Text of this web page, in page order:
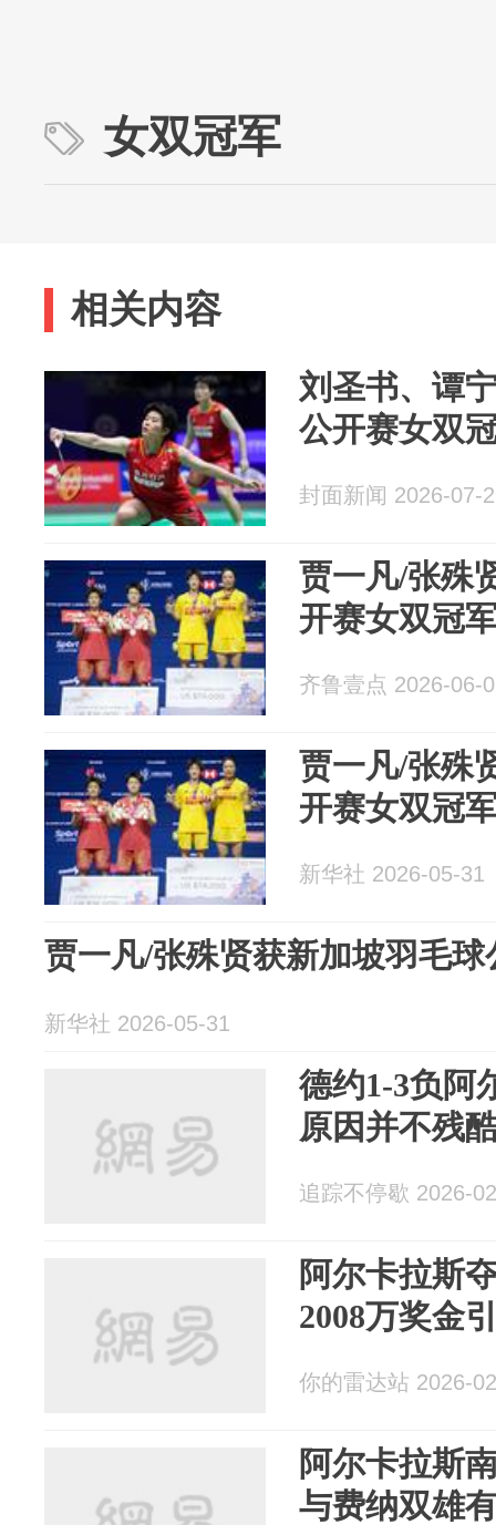
女双冠军
相关内容
刘圣书、谭
公开赛女双
封面新闻 2026-07-
贾一凡/张殊
开赛女双冠
齐鲁壹点 2026-06-
贾一凡/张殊
开赛女双冠
新华社 2026-05-31
贾一凡/张殊贤获新加坡羽毛
新华社 2026-05-31
德约1-3负阿
原因并不残
追踪不停歇 2026-
阿尔卡拉斯
2008万奖金
你的雷达站 2026-
阿尔卡拉斯
与费纳双雄